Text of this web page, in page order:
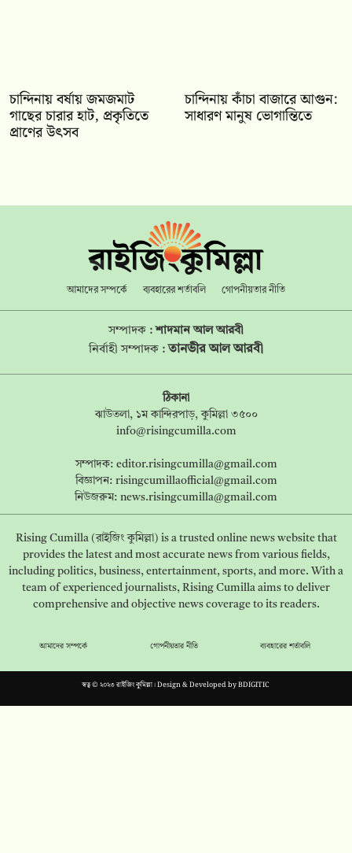
চান্দিনায় বর্ষায় জমজমাট
গাছের চারার হাট, প্রকৃতিতে
প্রাণের উৎসব
চান্দিনায় কাঁচা বাজারে আগুন:
সাধারণ মানুষ ভোগান্তিতে
আমাদের সম্পর্কে ব্যবহারের শর্তাবলি গোপনীয়তার নীতি
সম্পাদক :শাদমান আল আরবী
নির্বাহী সম্পাদক :তানভীর আল আরবী
ঠিকানা
ঝাউতলা, ১ম কান্দিরপাড়, কুমিল্লা ৩৫০০
info@risingcumilla.com
সম্পাদক: editor.risingcumilla@gmail.com
বিজ্ঞাপন: risingcumillaofficial@gmail.com
নিউজরুম: news.risingcumilla@gmail.com
Rising Cumilla (রাইজিং কুমিল্লা) is a trusted online news website that
provides the latest and most accurate news from various fields,
including politics, business, entertainment, sports, and more. With a
team of experienced journalists, Rising Cumilla aims to deliver
comprehensive and objective news coverage to its readers.
আমাদের সম্পর্কে গোপনীয়তার নীতি ব্যবহারের শর্তাবলি
স্বত্ব © ২০২৩ রাইজিং কুমিল্লা। Design & Developed byBDIGITIC